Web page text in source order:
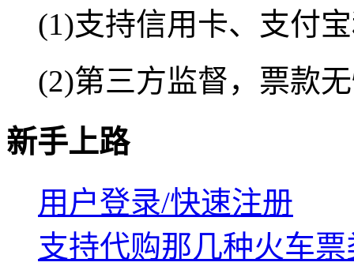
(1)支持信用卡、支付
(2)第三方监督，票款
新手上路
用户登录/快速注册
支持代购那几种火车